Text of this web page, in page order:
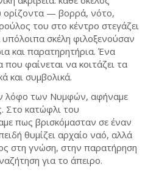
ορίζοντα — βορρά, νότο,
του στο κέντρο στεγάζει
σκέλη φιλοξενούσαν
και παρατηρητήρια. Ένα
που φαίνεται να κοιτάζει τα
και συμβολικά.
λόφο των Νυμφών, αφήναμε
Στο κατώφλι του
πως βρισκόμασταν σε έναν
θυμίζει αρχαίο ναό, αλλά
στη γνώση, στην παρατήρηση
για το άπειρο.